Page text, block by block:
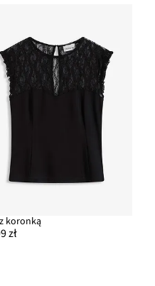
koronką
zł